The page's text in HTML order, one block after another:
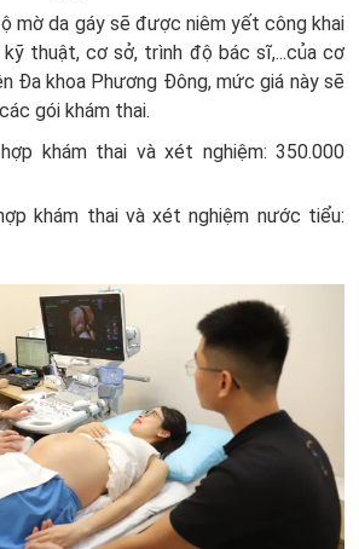
mờ da gáy sẽ được niêm yết công khai
thuật, cơ sở, trình độ bác sĩ,...của cơ
Đa khoa Phương Đông, mức giá này sẽ
gói khám thai.
khám thai và xét nghiệm: 350.000
khám thai và xét nghiệm nước tiểu: